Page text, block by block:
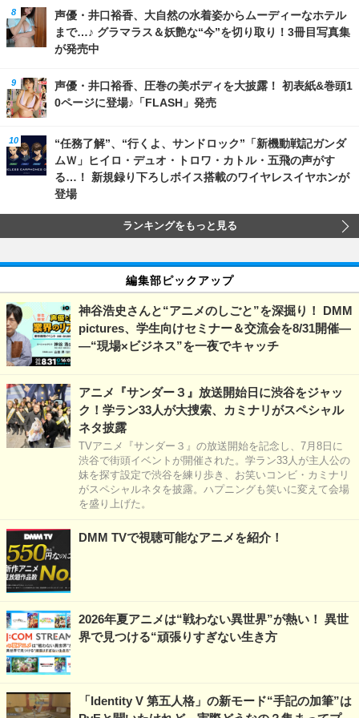
声優・井口裕香、大自然の水着姿からムーディーなホテル
まで…♪ グラマラス＆妖艶な“今”を切り取り！3冊目写真集
が発売中
声優・井口裕香、圧巻の美ボディを大披露！ 初表紙&巻頭1
0ページに登場♪「FLASH」発売
“任務了解”、“行くよ、サンドロック”「新機動戦記ガンダ
ムＷ」ヒイロ・デュオ・トロワ・カトル・五飛の声がす
る…！ 新規録り下ろしボイス搭載のワイヤレスイヤホンが
登場
ランキングをもっと見る
編集部ピックアップ
神谷浩史さんと“アニメのしごと”を深掘り！ DMM
pictures、学生向けセミナー＆交流会を8/31開催―
―“現場×ビジネス”を一夜でキャッチ
アニメ『サンダー３』放送開始日に渋谷をジャッ
ク！学ラン33人が大捜索、カミナリがスペシャル
ネタ披露
TVアニメ『サンダー３』の放送開始を記念し、7月8日に
渋谷で街頭イベントが開催された。学ラン33人が主人公の
妹を探す設定で渋谷を練り歩き、お笑いコンビ・カミナリ
がスペシャルネタを披露。ハプニングも笑いに変えて会場
を盛り上げた。
DMM TVで視聴可能なアニメを紹介！
2026年夏アニメは“戦わない異世界”が熱い！ 異世
界で見つける“頑張りすぎない生き方
「Identity V 第五人格」の新モード“手記の加筆”は